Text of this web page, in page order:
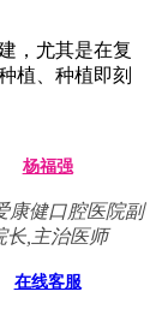
，尤其是在复
植、种植即刻
杨福强
康健口腔医院副
长,主治医师
在线客服